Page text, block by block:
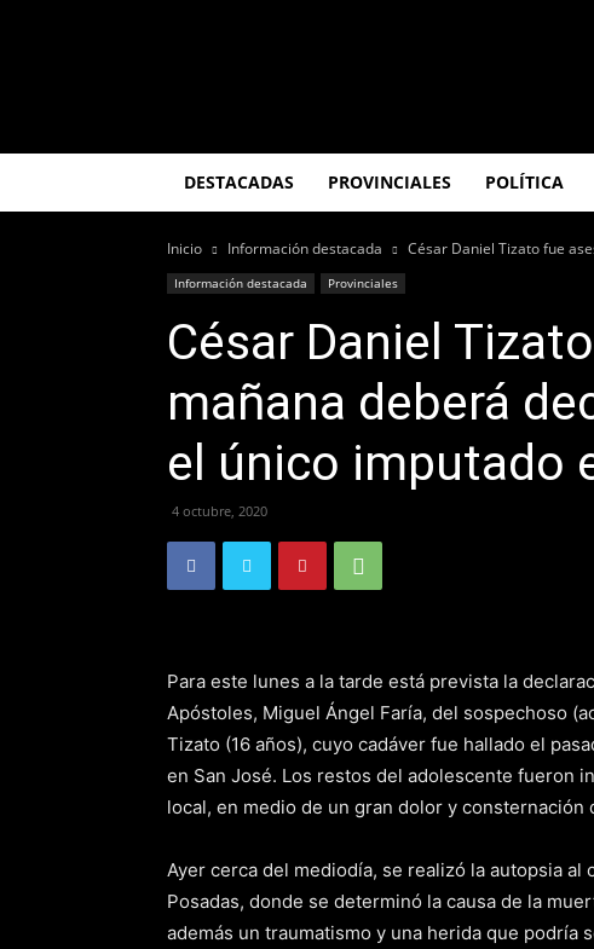
DESTACADAS PROVINCIALES POLÍTICA
Inicio Información destacada César Daniel Tizato fue
Información destacada Provinciales
César Daniel
mañana deberá
el único imputado
4 octubre, 2020
Para este lunes a la tarde está prevista la
Apóstoles, Miguel Ángel Faría, del sospechoso
Tizato (16 años), cuyo cadáver fue hallado el
en San José. Los restos del adolescente fueron
local, en medio de un gran dolor y consternación
Ayer cerca del mediodía, se realizó la autopsia
Posadas, donde se determinó la causa de la
además un traumatismo y una herida que podría